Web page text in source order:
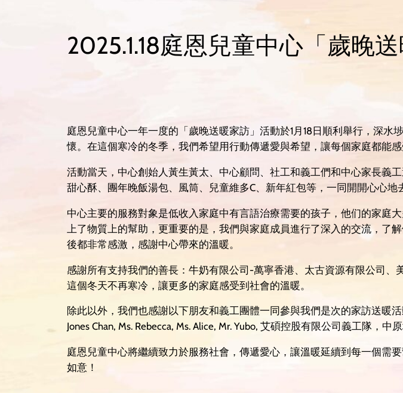
2025.1.18庭恩兒童中心「歲晚
庭恩兒童中心一年一度的「歲晚送暖家訪」活動於1月18日順利舉行，深
懷。在這個寒冷的冬季，我們希望用行動傳遞愛與希望，讓每個家庭都能感
活動當天，中心創始人黃生黃太、中心顧問、社工和義工們和中心家長義
甜心酥、團年晚飯湯包、風筒、兒童維多C、新年紅包等，一同開開心心地
中心主要的服務對象是低收入家庭中有言語治療需要的孩子，他们的家庭
上了物質上的幫助，更重要的是，我們與家庭成員進行了深入的交流，
後都非常感激，感謝中心帶來的溫暖。
感謝所有支持我們的善長：牛奶有限公司-萬寧香港、太古資源有限公司
這個冬天不再寒冷，讓更多的家庭感受到社會的溫暖。
除此以外，我們也感謝以下朋友和義工團體一同參與我們是次的家訪送暖活
Jones Chan, Ms. Rebecca, Ms. Alice, Mr. Yubo, 艾碩控股有限公司義工隊，中
庭恩兒童中心將繼續致力於服務社會，傳遞愛心，讓溫暖延續到每一個需
如意！